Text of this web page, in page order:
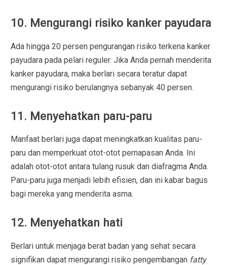
10. Mengurangi risiko kanker payudara
Ada hingga 20 persen pengurangan risiko terkena kanker
payudara pada pelari reguler. Jika Anda pernah menderita
kanker payudara, maka berlari secara teratur dapat
mengurangi risiko berulangnya sebanyak 40 persen.
11. Menyehatkan paru-paru
Manfaat berlari juga dapat meningkatkan kualitas paru-
paru dan memperkuat otot-otot pernapasan Anda. Ini
adalah otot-otot antara tulang rusuk dan diafragma Anda.
Paru-paru juga menjadi lebih efisien, dan ini kabar bagus
bagi mereka yang menderita asma.
12. Menyehatkan hati
Berlari untuk menjaga berat badan yang sehat secara
signifikan dapat mengurangi risiko pengembangan fatty